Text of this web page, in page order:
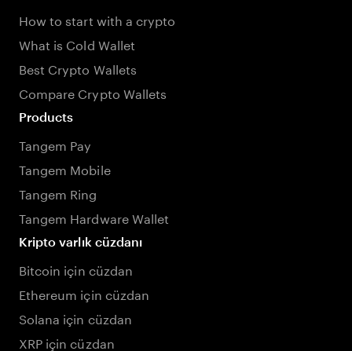
How to start with a crypto
What is Cold Wallet
Best Crypto Wallets
Compare Crypto Wallets
Products
Tangem Pay
Tangem Mobile
Tangem Ring
Tangem Hardware Wallet
Kripto varlık cüzdanı
Bitcoin için cüzdan
Ethereum için cüzdan
Solana için cüzdan
XRP için cüzdan